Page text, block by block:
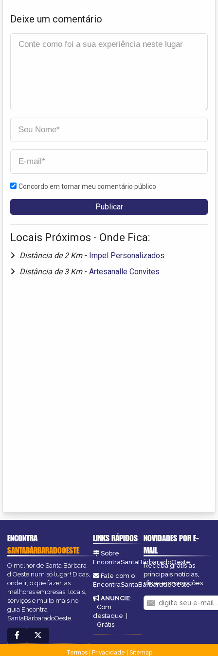
Deixe um comentário
Concordo em tornar meu comentário público
Locais Próximos - Onde Fica:
Distância de 2 Km - Impel Personalizados
Distância de 3 Km - Artesanalle Convites
ENCONTRA
SANTABÁRBARADOOESTE
O melhor de Santa Bárbara
d’Oeste num só lugar! Dicas,
onde ir, o que fazer, as
melhores empresas, locais,
serviços e muito mais no
guia Encontra
SantaBárbaradoOeste.
LINKS RÁPIDOS
Sobre
EncontraSantaBárbaradoOeste
Fale com o
EncontraSantaBárbaradoOeste
ANUNCIE:
Com
destaque |
Grátis
NOVIDADES POR E-
MAIL
Receba grátis as
principais notícias,
dicas e promoções
Termos| Privacidade
Sitemap